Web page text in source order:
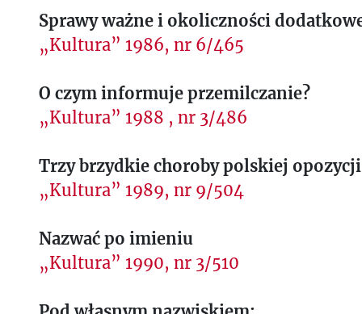
Sprawy ważne i okoliczności
„Kultura” 1986, nr 6/465
O czym informuje przemilczanie?
„Kultura” 1988 , nr 3/486
Trzy brzydkie choroby polskiej opozycji
„Kultura” 1989, nr 9/504
Nazwać po imieniu
„Kultura” 1990, nr 3/510